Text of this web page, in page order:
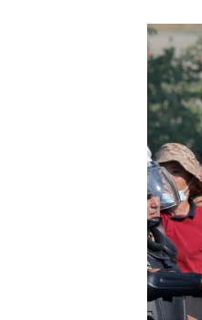
ЫҢГАЙСЫЗ СУРООЛОР